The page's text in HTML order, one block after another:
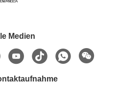
Medien